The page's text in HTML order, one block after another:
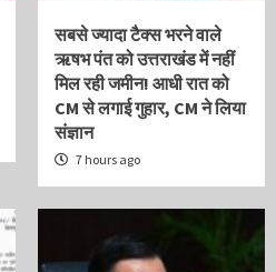
सबसे ज्यादा टैक्स भरने वाले
ऋषभ पंत को उत्तराखंड में नहीं
मिल रही जमीन! आधी रात को
CM से लगाई गुहार, CM ने लिया
संज्ञान
7 hours ago